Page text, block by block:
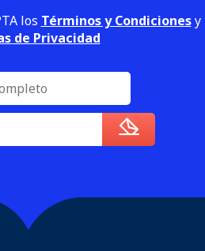
los Términos y Condicionesy
de Privacidad